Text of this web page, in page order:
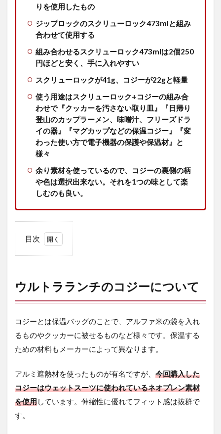
りを使用したもの
ジップロックのスクリューロック473mlと組み
合わせて使用する
組み合わせるスクリューロック473mlは2個250
円ほどと安く、手に入れやすい
スクリューロックが41g、コジーが22gと軽量
使う用途はスクリューロック+コジーの組み合
わせで『クッカーを汚さない取り皿』『日帰り
登山のカップラーメン、味噌汁、フリーズドラ
イの器』『マグカップなどの保温コジー』『変
わった使い方で電子機器の保護や保温材』と
様々
余り素材を使っているので、コジーの裏側の柄
や色は選択出来ない。それを1つの味として楽
しむのも良い。
目次
ト
ラ
ラ
チ
コ
ジ
つ
い
て
合
ウルトラランチのコジーについて
コジーとは保温バッグのことで、 アルファ米の袋を入れ
るものやクッカーに被せるものなど様々です。保温する
ための材料もメーカーによって異なります。
アルミ遮熱材を使ったものが有名ですが、 今回購入した
コジーはウェットスーツに使われているネオプレン素材
を使用しています。伸縮性に優れてフィット感は抜群で
す。